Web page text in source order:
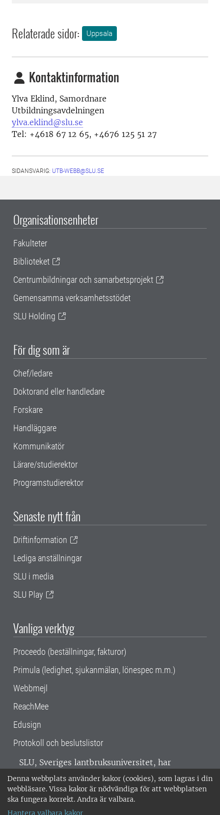
Denna webbplats använder kakor (cookies), som lagras i din
webbläsare. Vissa kakor är nödvändiga för att webbplatsen
ska fungera korrekt. Andra är valbara.
Hantera valbara kakor
Relaterade sidor: Uppsala
Kontaktinformation
Ylva Eklind, Samordnare
Utbildningsavdelningen
ylva.eklind@slu.se
Tel: +4618 67 12 65, +4676 125 51 27
SIDANSVARIG: UTB-WEBB@SLU.SE
Organisationsenheter
Fakulteter
Biblioteket
Centrumbildningar och samarbetsprojekt
Gemensamma verksamhetsstödet
SLU Holding
För dig som är
Chef/ledare
Doktorand eller handledare
Forskare
Handläggare
Kommunikatör
Lärare/studierektor
Programstudierektor
Senaste nytt från
Driftinformation
Lediga anställningar
SLU i media
SLU Play
Vanliga verktyg
Proceedo (beställningar, fakturor)
Primula (ledighet, sjukanmälan, lönespec m.m.)
Webbmejl
ReachMee
Edusign
Protokoll och beslutslistor
SLU, Sveriges lantbruksuniversitet, har
verksamhet över hela Sverige. Huvudorter är
Alnarp, Uppsala och Umeå.SLU är
miljöcertifierat enligt ISO 14001. •
018-67 10 00 • Org nr: 202100-2817 •